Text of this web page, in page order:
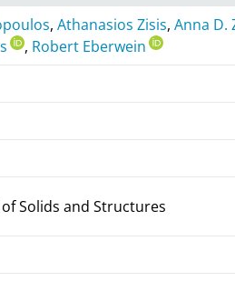
,Athanasios Zisis,Anna D.
, Robert Eberwein
Solids and Structures